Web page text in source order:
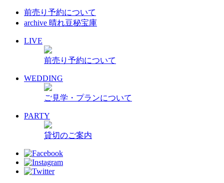
前売り予約について
archive 晴れ豆秘宝庫
LIVE
前売り予約について
WEDDING
ご見学・プランについて
PARTY
貸切のご案内